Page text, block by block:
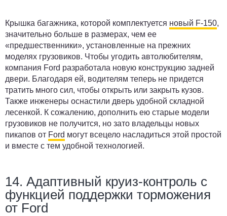
Крышка багажника, которой комплектуется новый F-150,
значительно больше в размерах, чем ее
«предшественники», установленные на прежних
моделях грузовиков. Чтобы угодить автолюбителям,
компания Ford разработала новую конструкцию задней
двери. Благодаря ей, водителям теперь не придется
тратить много сил, чтобы открыть или закрыть кузов.
Также инженеры оснастили дверь удобной складной
лесенкой. К сожалению, дополнить ею старые модели
грузовиков не получится, но зато владельцы новых
пикапов от Ford могут всецело насладиться этой простой
и вместе с тем удобной технологией.
14. Адаптивный круиз-контроль с
функцией поддержки торможения
от Ford